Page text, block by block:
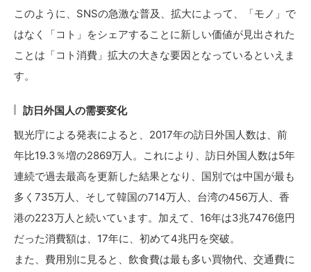
このように、SNSの急激な普及、拡大によって、「モノ」で
はなく「コト」をシェアすることに新しい価値が見出された
ことは「コト消費」拡大の大きな要因となっているといえま
す。
訪日外国人の需要変化
観光庁による発表によると、2017年の訪日外国人数は、前
年比19.3％増の2869万人。これにより、訪日外国人数は5年
連続で過去最高を更新した結果となり、国別では中国が最も
多く735万人、そして韓国の714万人、台湾の456万人、香
港の223万人と続いています。加えて、16年は3兆7476億円
だった消費額は、17年に、初めて4兆円を突破。
また、費用別に見ると、飲食費は最も多い買物代、交通費に